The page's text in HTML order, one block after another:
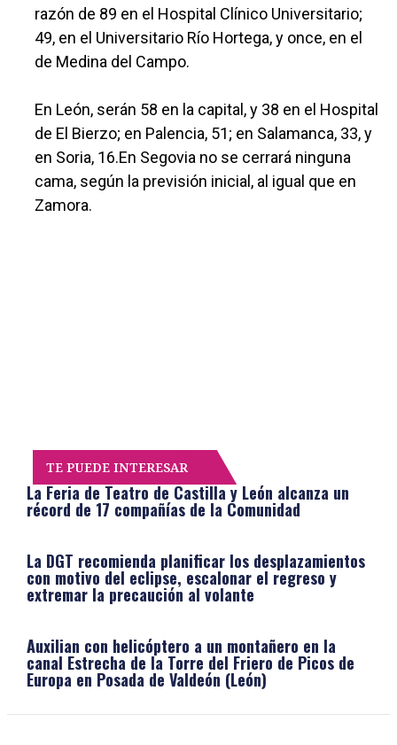
razón de 89 en el Hospital Clínico Universitario;
49, en el Universitario Río Hortega, y once, en el
de Medina del Campo.
En León, serán 58 en la capital, y 38 en el Hospital
de El Bierzo; en Palencia, 51; en Salamanca, 33, y
en Soria, 16.En Segovia no se cerrará ninguna
cama, según la previsión inicial, al igual que en
Zamora.
TE PUEDE INTERESAR
La Feria de Teatro de Castilla y León alcanza un
récord de 17 compañías de la Comunidad
La DGT recomienda planificar los desplazamientos
con motivo del eclipse, escalonar el regreso y
extremar la precaución al volante
Auxilian con helicóptero a un montañero en la
canal Estrecha de la Torre del Friero de Picos de
Europa en Posada de Valdeón (León)